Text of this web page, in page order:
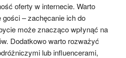
oferty w internecie. Warto
– zachęcanie ich do
może znacząco wpłynąć na
Dodatkowo warto rozważyć
lub influencerami,